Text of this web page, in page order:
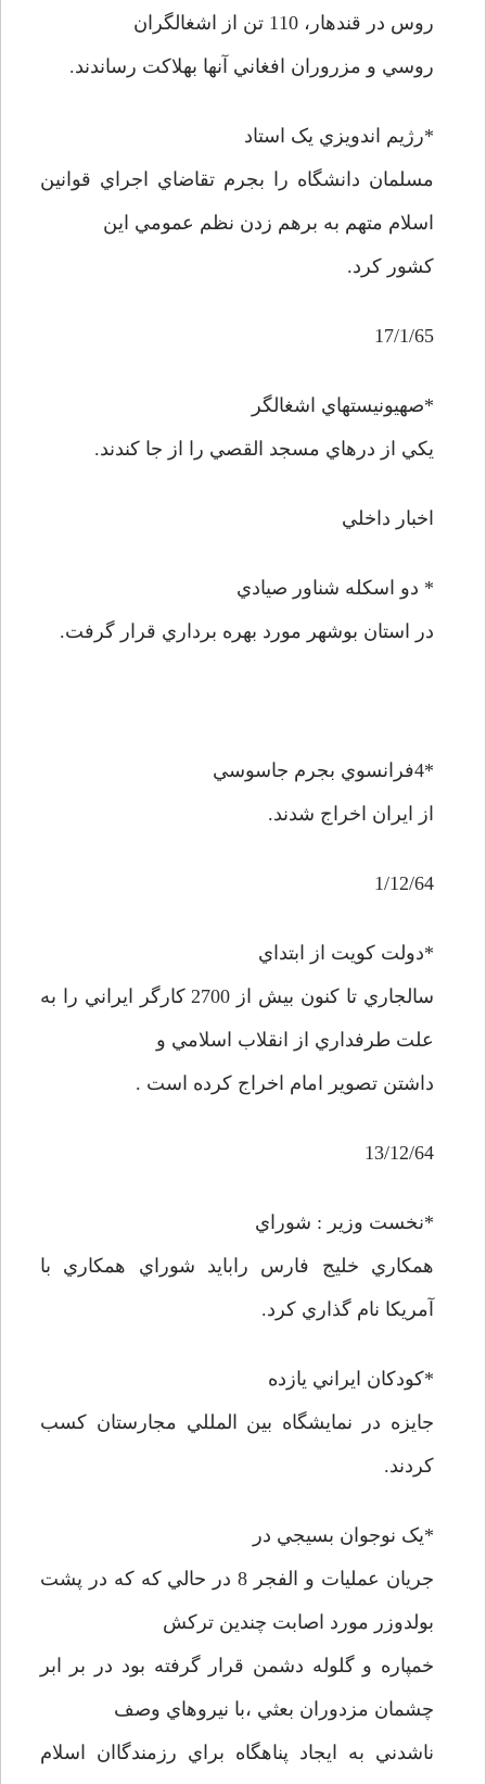
روس در قندهار، 110 تن از اشغالگران
روسي و مزروران افغاني آنها بهلاکت رساندند.
*رژيم اندويزي يک استاد
مسلمان دانشگاه را بجرم تقاضاي اجراي قوانين
اسلام متهم به برهم زدن نظم عمومي اين
کشور کرد.
17/1/65
*صهيونيستهاي اشغالگر
يکي از درهاي مسجد القصي را از جا کندند.
اخبار داخلي
* دو اسکله شناور صيادي
در استان بوشهر مورد بهره برداري قرار گرفت.
*4فرانسوي بجرم جاسوسي
از ايران اخراج شدند.
1/12/64
*دولت کويت از ابتداي
سالجاري تا کنون بيش از 2700 کارگر ايراني را به
علت طرفداري از انقلاب اسلامي و
داشتن تصوير امام اخراج کرده است .
13/12/64
*نخست وزير : شوراي
همکاري خليج فارس رابايد شوراي همکاري با
آمريکا نام گذاري کرد.
*کودکان ايراني يازده
جايزه در نمايشگاه بين المللي مجارستان کسب
کردند.
*يک نوجوان بسيجي در
جريان عمليات و الفجر 8 در حالي که که در پشت
بولدوزر مورد اصابت چندين ترکش
خمپاره و گلوله دشمن قرار گرفته بود در بر ابر
چشمان مزدوران بعثي ،با نيروهاي وصف
ناشدني به ايجاد پناهگاه براي رزمندگاان اسلام